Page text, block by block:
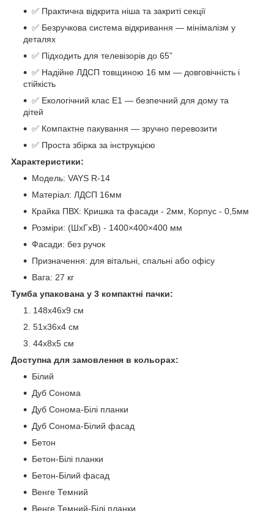
✅ Практична відкрита ніша та закриті секції
✅ Безручкова система відкривання — мінімалізм у
деталях
✅ Підходить для телевізорів до 65”
✅ Надійне ЛДСП товщиною 16 мм — довговічність і
стійкість
✅ Екологічний клас Е1 — безпечний для дому та
дітей
✅ Компактне пакування — зручно перевозити
✅ Проста збірка за інструкцією
Характеристики:
Модель: VAYS R-14
Матеріал: ЛДСП 16мм
Крайка ПВХ: Кришка та фасади - 2мм, Корпус - 0,5мм
Розміри: (ШхГхВ) - 1400×400×400 мм
Фасади: без ручок
Призначення: для вітальні, спальні або офісу
Вага: 27 кг
Тумба упакована у 3 компактні пачки:
148х46х9 см
51х36х4 см
44х8х5 см
Доступна для замовлення в кольорах:
Білий
Дуб Сонома
Дуб Сонома-Білі планки
Дуб Сонома-Білий фасад
Бетон
Бетон-Білі планки
Бетон-Білий фасад
Венге Темний
Венге Темний-Білі планки